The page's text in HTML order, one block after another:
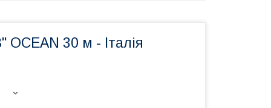
OCEAN 30 м - Італія